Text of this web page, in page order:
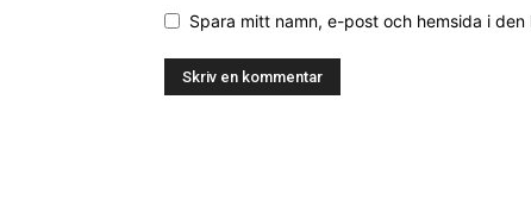
Spara mitt namn, e-post och hemsida i